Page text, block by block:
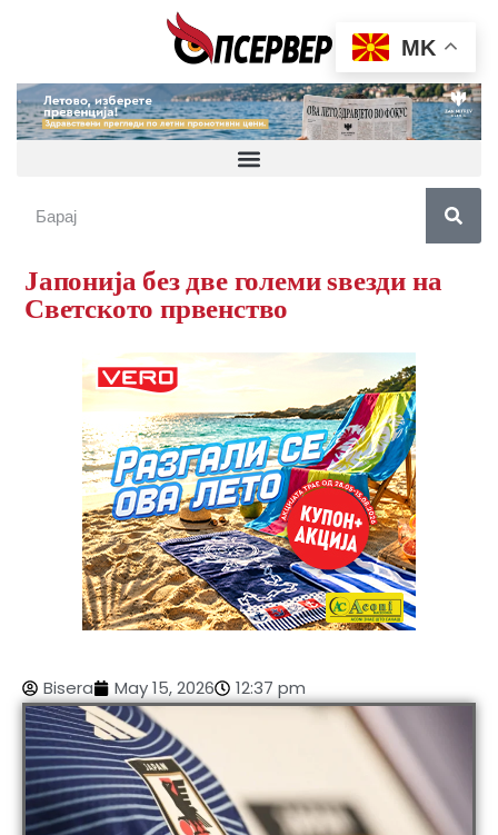
Јапонија без две големи ѕвезди на
Светското првенство
Bisera May 15, 2026 12:37 pm
MK